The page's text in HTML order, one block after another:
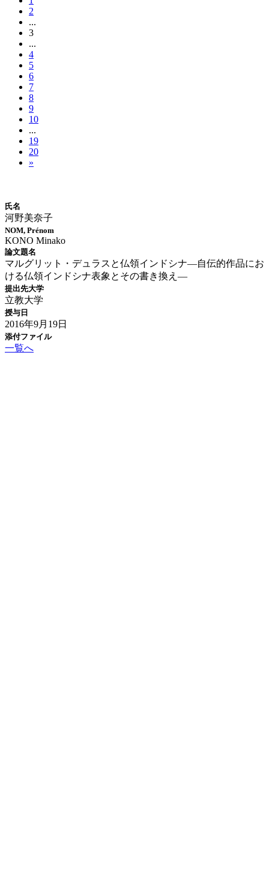
2
...
3
...
4
5
6
7
8
9
10
...
19
20
»
氏名
河野美奈子
NOM, Prénom
KONO Minako
論文題名
マルグリット・デュラスと仏領インドシナ―自伝的作品にお
ける仏領インドシナ表象とその書き換え―
提出先大学
立教大学
授与日
2016年9月19日
添付ファイル
一覧へ